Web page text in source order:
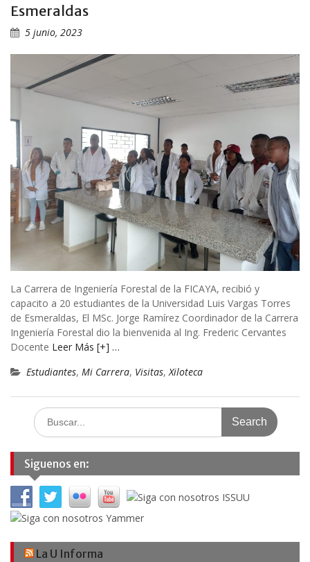
Esmeraldas
5 junio, 2023
La Carrera de Ingeniería Forestal de la FICAYA, recibió y
capacito a 20 estudiantes de la Universidad Luis Vargas Torres
de Esmeraldas, El MSc. Jorge Ramírez Coordinador de la Carrera
Ingeniería Forestal dio la bienvenida al Ing. Frederic Cervantes
Docente Leer Más [+] …
Estudiantes, Mi Carrera, Visitas,Xiloteca
Search
for:
Siguenos en:
La U Informa